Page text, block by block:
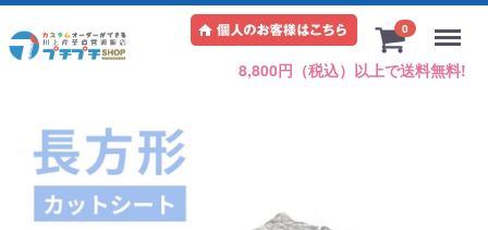
0
8,800円（税込）以上で送料無料!
Menu